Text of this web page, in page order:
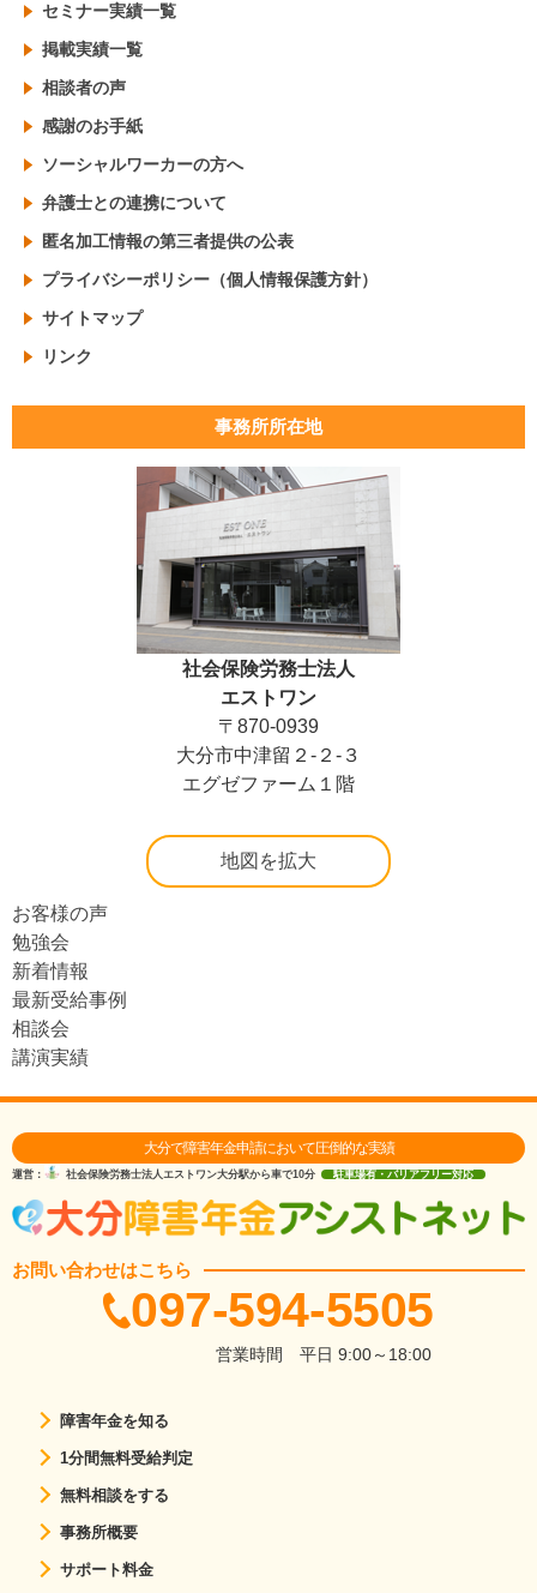
セミナー実績一覧
掲載実績一覧
相談者の声
感謝のお手紙
ソーシャルワーカーの方へ
弁護士との連携について
匿名加工情報の第三者提供の公表
プライバシーポリシー（個人情報保護方針）
サイトマップ
リンク
事務所所在地
社会保険労務士法人
エストワン
〒870-0939
大分市中津留２-２-３
エグゼファーム１階
地図を拡大
お客様の声
勉強会
新着情報
最新受給事例
相談会
講演実績
大分で障害年金申請において圧倒的な実績
運営： 社会保険労務士法人エストワン大分駅から車で10分 駐車場有・バリアフリー対応
お問い合わせはこちら
097-594-5505
営業時間 平日 9:00～18:00
障害年金を知る
1分間無料受給判定
無料相談をする
事務所概要
サポート料金